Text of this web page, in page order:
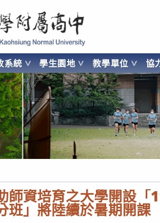
Kaohsiung Normal University
系統 學生園地 教學單位 協
NORMAL UNIVERSITY
師資培育之大學開設「
班」將陸續於暑期開課